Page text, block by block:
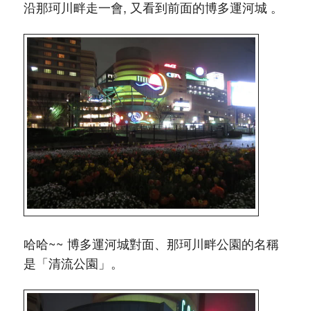
沿那珂川畔走一會, 又看到前面的博多運河城 。
哈哈~~ 博多運河城對面、那珂川畔公園的名稱
是「清流公園」。